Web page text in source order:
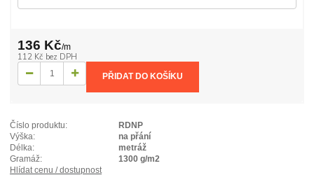
136 Kč/m
112 Kč bez DPH
PŘIDAT DO KOŠÍKU
Číslo produktu:
RDNP
Výška:
na přání
Délka:
metráž
Gramáž:
1300 g/m2
Hlídat cenu / dostupnost